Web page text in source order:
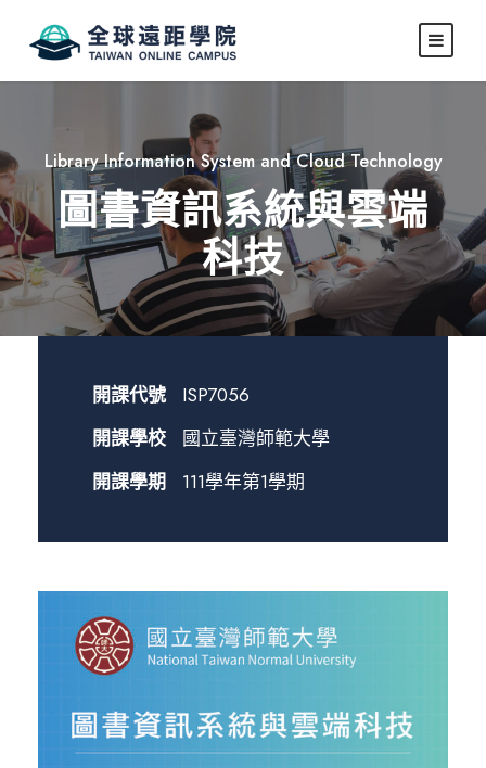
Library Information System and Cloud Technology
圖書資訊系統與雲端
科技
開課代號
ISP7056
開課學校
國立臺灣師範大學
開課學期
111學年第1學期